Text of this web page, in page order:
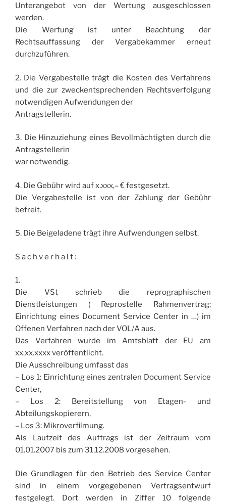
Unterangebot von der Wertung ausgeschlossen
werden.
Die Wertung ist unter Beachtung der
Rechtsauffassung der Vergabekammer erneut
durchzuführen.
2. Die Vergabestelle trägt die Kosten des Verfahrens
und die zur zweckentsprechenden Rechtsverfolgung
notwendigen Aufwendungen der
Antragstellerin.
3. Die Hinzuziehung eines Bevollmächtigten durch die
Antragstellerin
war notwendig.
4. Die Gebühr wird auf x.xxx,– € festgesetzt.
Die Vergabestelle ist von der Zahlung der Gebühr
befreit.
5. Die Beigeladene trägt ihre Aufwendungen selbst.
S a c h v e r h a l t :
1.
Die VSt schrieb die reprographischen
Dienstleistungen ( Reprostelle Rahmenvertrag;
Einrichtung eines Document Service Center in …) im
Offenen Verfahren nach der VOL/A aus.
Das Verfahren wurde im Amtsblatt der EU am
xx.xx.xxxx veröffentlicht.
Die Ausschreibung umfasst das
– Los 1: Einrichtung eines zentralen Document Service
Center,
– Los 2: Bereitstellung von Etagen- und
Abteilungskopierern,
– Los 3: Mikroverfilmung.
Als Laufzeit des Auftrags ist der Zeitraum vom
01.01.2007 bis zum 31.12.2008 vorgesehen.
Die Grundlagen für den Betrieb des Service Center
sind in einem vorgegebenen Vertragsentwurf
festgelegt. Dort werden in Ziffer 10 folgende